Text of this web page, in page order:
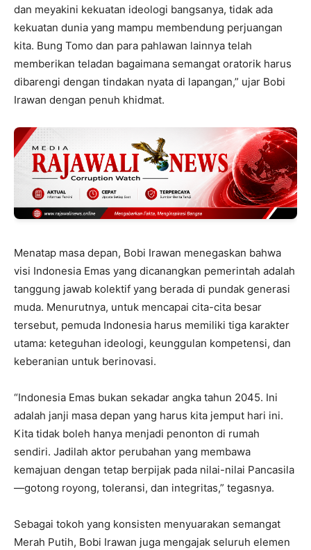
dan meyakini kekuatan ideologi bangsanya, tidak ada
kekuatan dunia yang mampu membendung perjuangan
kita. Bung Tomo dan para pahlawan lainnya telah
memberikan teladan bagaimana semangat oratorik harus
dibarengi dengan tindakan nyata di lapangan,” ujar Bobi
Irawan dengan penuh khidmat.
Menatap masa depan, Bobi Irawan menegaskan bahwa
visi Indonesia Emas yang dicanangkan pemerintah adalah
tanggung jawab kolektif yang berada di pundak generasi
muda. Menurutnya, untuk mencapai cita-cita besar
tersebut, pemuda Indonesia harus memiliki tiga karakter
utama: keteguhan ideologi, keunggulan kompetensi, dan
keberanian untuk berinovasi.
“Indonesia Emas bukan sekadar angka tahun 2045. Ini
adalah janji masa depan yang harus kita jemput hari ini.
Kita tidak boleh hanya menjadi penonton di rumah
sendiri. Jadilah aktor perubahan yang membawa
kemajuan dengan tetap berpijak pada nilai-nilai Pancasila
—gotong royong, toleransi, dan integritas,” tegasnya.
Sebagai tokoh yang konsisten menyuarakan semangat
Merah Putih, Bobi Irawan juga mengajak seluruh elemen